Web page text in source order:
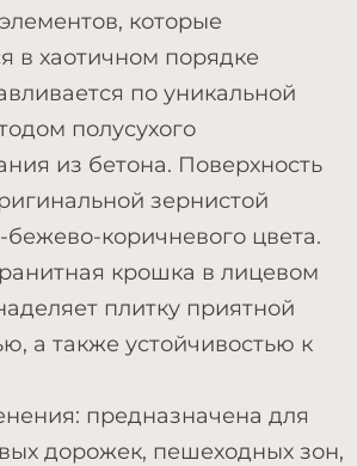
которые
в хаотичном порядке
по уникальной
полусухого
из бетона. Поверхность
зернистой
коричневого цвета.
крошка в лицевом
плитку приятной
а также устойчивостью к
предназначена для
дорожек, пешеходных зон,